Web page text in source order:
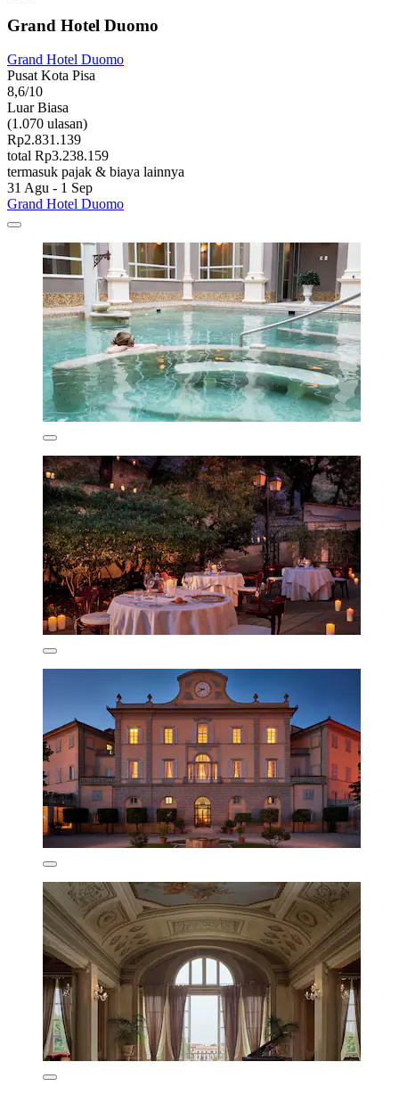
Grand Hotel Duomo
Grand Hotel Duomo
Pusat Kota Pisa
8,6/10
Luar Biasa
(1.070 ulasan)
Rp2.831.139
total Rp3.238.159
termasuk pajak & biaya lainnya
31 Agu - 1 Sep
Grand Hotel Duomo